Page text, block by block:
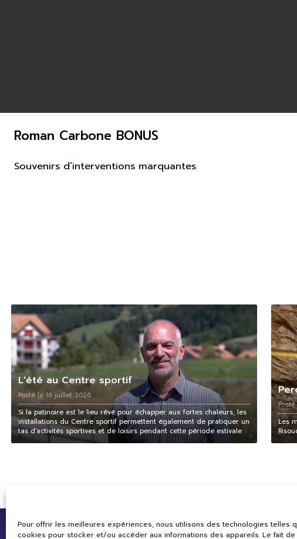
Pour offrir les meilleures expériences, nous utilisons des technologies telles
cookies pour stocker et/ou accéder aux informations des appareils. Le fait de
Roman Carbone BONUS
Souvenirs d’interventions marquantes
L'été au Centre sportif
Posté le 16 juillet 2026
Si la patinoire est le lieu rêvé pour échapper aux fortes chaleurs, les
installations du Centre sportif permettent également de pratiquer un
tas d'activités sportives et de loisirs pendant cette période estivale
Les